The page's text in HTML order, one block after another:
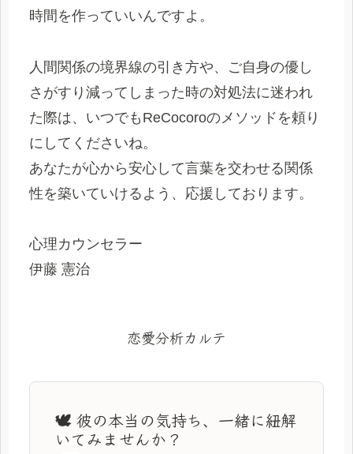
時間を作っていいんですよ。
人間関係の境界線の引き方や、ご自身の優し
さがすり減ってしまった時の対処法に迷われ
た際は、いつでもReCocoroのメソッドを頼り
にしてくださいね。
あなたが心から安心して言葉を交わせる関係
性を築いていけるよう、応援しております。
心理カウンセラー
伊藤 憲治
恋愛分析カルテ
🕊️ 彼の本当の気持ち、一緒に紐解
いてみませんか？